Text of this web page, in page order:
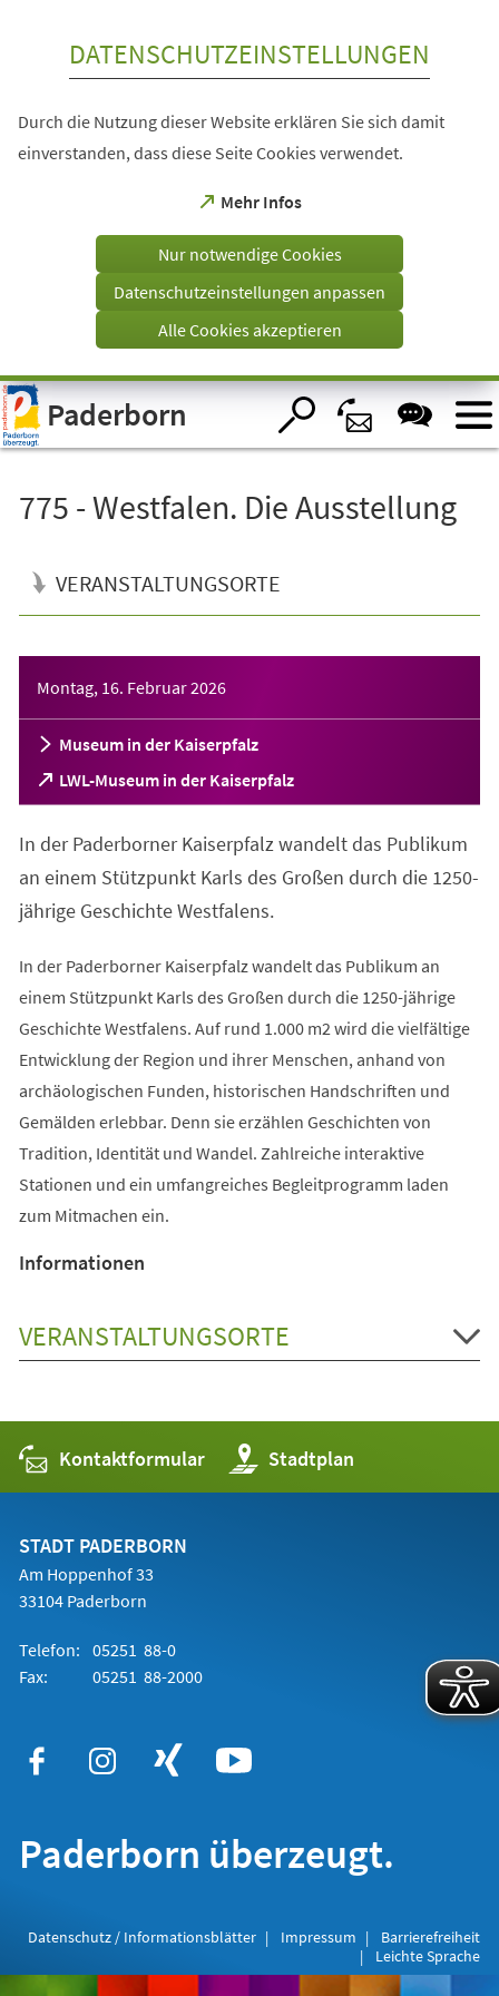
Visuelle
Assistenzsoftware
öffnen.
DATENSCHUTZEINSTELLUNGEN
Durch die Nutzung dieser Website erklären Sie sich damit
einverstanden, dass diese Seite Cookies verwendet.
Mehr Infos
(Öffnet
einem
Tab)
Nur notwendige Cookies
Datenschutzeinstellungen anpassen
Alle Cookies akzeptieren
Paderborn
775 - Westfalen. Die Ausstellung
VERANSTALTUNGSORTE
Montag, 16. Februar 2026
Museum in der Kaiserpfalz
LWL-Museum in der Kaiserpfalz
(Öffnet
in
neuen
Tab)
In der Paderborner Kaiserpfalz wandelt das Publikum
an einem Stützpunkt Karls des Großen durch die 1250-
jährige Geschichte Westfalens.
In der Paderborner Kaiserpfalz wandelt das Publikum an
einem Stützpunkt Karls des Großen durch die 1250-jährige
Geschichte Westfalens. Auf rund 1.000 m2 wird die vielfältige
Entwicklung der Region und ihrer Menschen, anhand von
archäologischen Funden, historischen Handschriften und
Gemälden erlebbar. Denn sie erzählen Geschichten von
Tradition, Identität und Wandel. Zahlreiche interaktive
Stationen und ein umfangreiches Begleitprogramm laden
zum Mitmachen ein.
Informationen
VERANSTALTUNGSORTE
Kontaktformular Stadtplan
(Öffnet
in
einem
STADT PADERBORN
Am Hoppenhof 33
33104 Paderborn
Telefon: 05251 88-0
Fax:
05251 88-2000
Paderborn überzeugt.
Datenschutz / Informationsblätter Impressum
Barrierefreiheit
Leichte Sprache